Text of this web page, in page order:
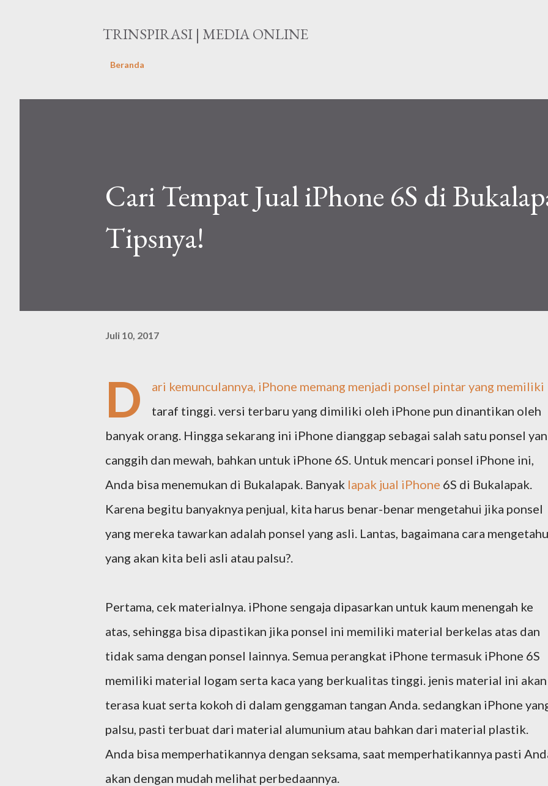
TRINSPIRASI | MEDIA ONLINE
Beranda
Cari Tempat Jual iPhone 6S di
Tipsnya!
Juli 10, 2017
D
ari kemunculannya, iPhone memang menjadi ponsel pintar yang memiliki
taraf tinggi. versi terbaru yang dimiliki oleh iPhone pun dinantikan oleh
banyak orang. Hingga sekarang ini iPhone dianggap sebagai salah satu ponsel
canggih dan mewah, bahkan untuk iPhone 6S. Untuk mencari ponsel iPhone ini,
Anda bisa menemukan di Bukalapak. Banyak lapak jual iPhone 6S di Bukalapak.
Karena begitu banyaknya penjual, kita harus benar-benar mengetahui jika ponsel
yang mereka tawarkan adalah ponsel yang asli. Lantas, bagaimana cara
yang akan kita beli asli atau palsu?.
Pertama, cek materialnya. iPhone sengaja dipasarkan untuk kaum menengah ke
atas, sehingga bisa dipastikan jika ponsel ini memiliki material berkelas atas dan
tidak sama dengan ponsel lainnya. Semua perangkat iPhone termasuk iPhone 6S
memiliki material logam serta kaca yang berkualitas tinggi. jenis material ini akan
terasa kuat serta kokoh di dalam genggaman tangan Anda. sedangkan iPhone
palsu, pasti terbuat dari material alumunium atau bahkan dari material plastik.
Anda bisa memperhatikannya dengan seksama, saat memperhatikannya pasti
akan dengan mudah melihat perbedaannya.